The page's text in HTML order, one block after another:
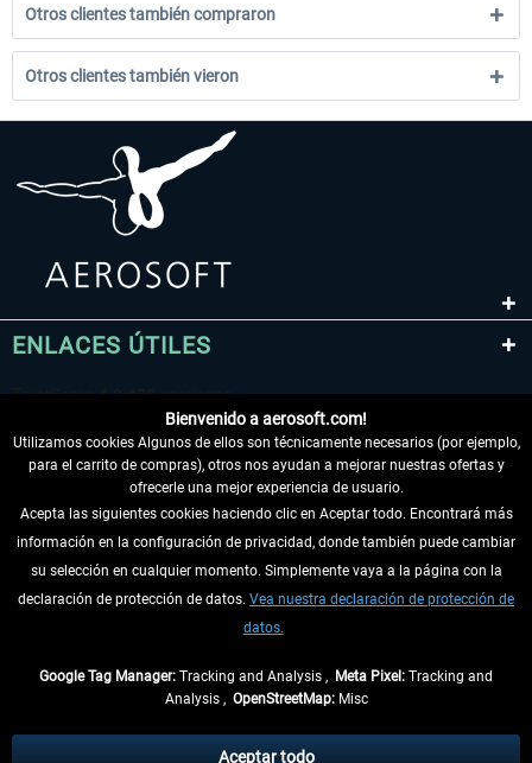
Otros clientes también compraron
Otros clientes también vieron
ENLACES ÚTILES
DESISTIR DEL CONTRATO
INFORMACIÓN
tasas de recepción si no se describe lo contrario
Bienvenido a aerosoft.com!
Utilizamos cookies Algunos de ellos son técnicamente necesarios (por ejemplo,
para el carrito de compras), otros nos ayudan a mejorar nuestras ofertas y
ofrecerle una mejor experiencia de usuario.
Acepta las siguientes cookies haciendo clic en Aceptar todo. Encontrará más
información en la configuración de privacidad, donde también puede cambiar
su selección en cualquier momento. Simplemente vaya a la página con la
declaración de protección de datos. Vea nuestra declaración de protección de
datos.
Google Tag Manager: Tracking and Analysis , Meta Pixel: Tracking and
Analysis , OpenStreetMap:Misc
Aceptar todo